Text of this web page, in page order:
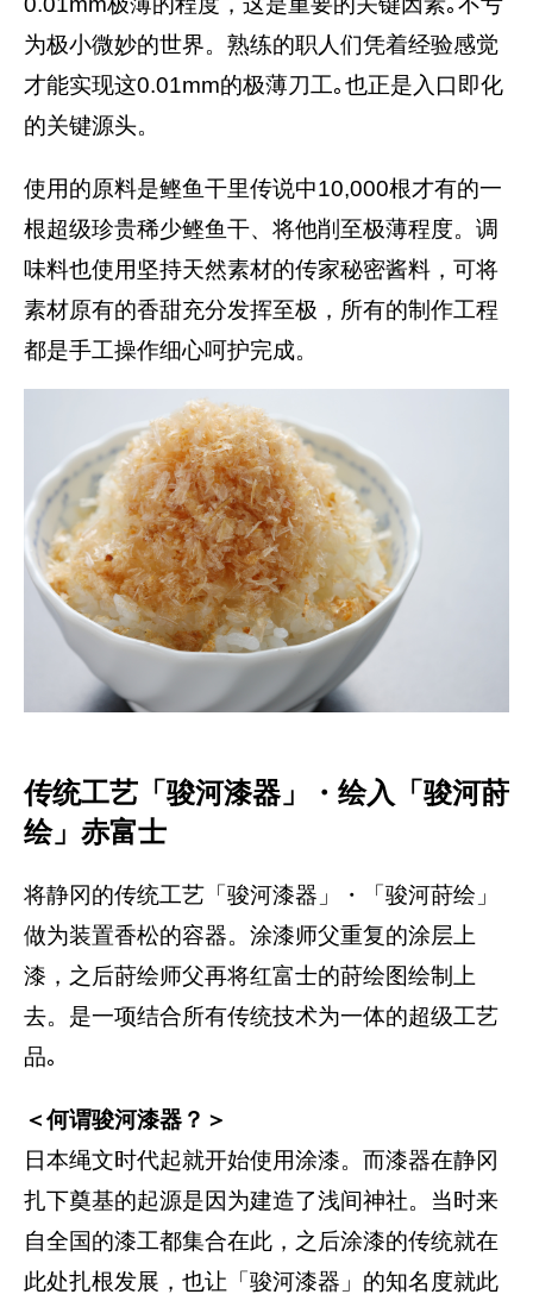
为极小微妙的世界。熟练的职人们凭着经验感觉
才能实现这0.01mm的极薄刀工｡也正是入口即化
的关键源头。
使用的原料是鲣鱼干里传说中10,000根才有的一
根超级珍贵稀少鲣鱼干、将他削至极薄程度。调
味料也使用坚持天然素材的传家秘密酱料，可将
素材原有的香甜充分发挥至极，所有的制作工程
都是手工操作细心呵护完成。
传统工艺「骏河漆器」・绘入「骏河莳
绘」赤富士
将静冈的传统工艺「骏河漆器」・「骏河莳绘」
做为装置香松的容器。涂漆师父重复的涂层上
漆，之后莳绘师父再将红富士的莳绘图绘制上
去。是一项结合所有传统技术为一体的超级工艺
品｡
＜何谓骏河漆器？＞
日本绳文时代起就开始使用涂漆。而漆器在静冈
扎下奠基的起源是因为建造了浅间神社。当时来
自全国的漆工都集合在此，之后涂漆的传统就在
此处扎根发展，也让「骏河漆器」的知名度就此